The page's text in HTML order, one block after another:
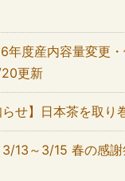
年度産内容量変更
更新
らせ】日本茶を取り
3/13～3/15 春の感